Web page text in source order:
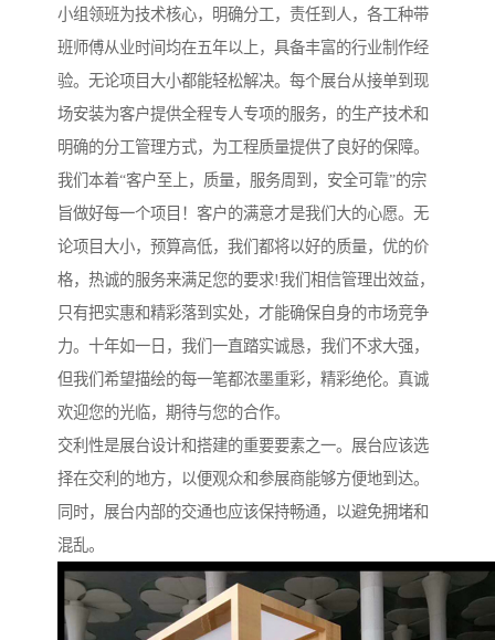
小组领班为技术核心，明确分工，责任到人，各工种带
班师傅从业时间均在五年以上，具备丰富的行业制作经
验。无论项目大小都能轻松解决。每个展台从接单到现
场安装为客户提供全程专人专项的服务，的生产技术和
明确的分工管理方式，为工程质量提供了良好的保障。
我们本着“客户至上，质量，服务周到，安全可靠”的宗
旨做好每一个项目！客户的满意才是我们大的心愿。无
论项目大小，预算高低，我们都将以好的质量，优的价
格，热诚的服务来满足您的要求!我们相信管理出效益，
只有把实惠和精彩落到实处，才能确保自身的市场竞争
力。十年如一日，我们一直踏实诚恳，我们不求大强，
但我们希望描绘的每一笔都浓墨重彩，精彩绝伦。真诚
欢迎您的光临，期待与您的合作。
交利性是展台设计和搭建的重要要素之一。展台应该选
择在交利的地方，以便观众和参展商能够方便地到达。
同时，展台内部的交通也应该保持畅通，以避免拥堵和
混乱。